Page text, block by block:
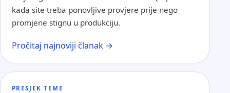
kada site treba ponovljive provjere prije nego
promjene stignu u produkciju.
Pročitaj najnoviji članak →
PRESJEK TEME